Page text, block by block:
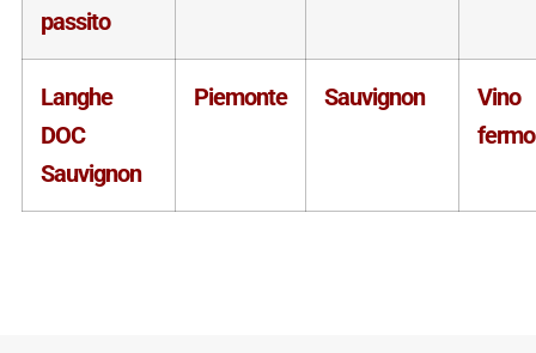
passito
Langhe
DOC
Sauvignon
Piemonte Sauvignon
Vino
fermo